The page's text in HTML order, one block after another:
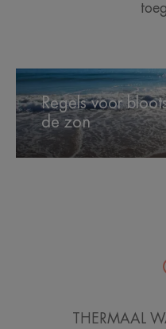
Regels
voor
blootstelling
aan
Regels voor
de zon
THERMAAL